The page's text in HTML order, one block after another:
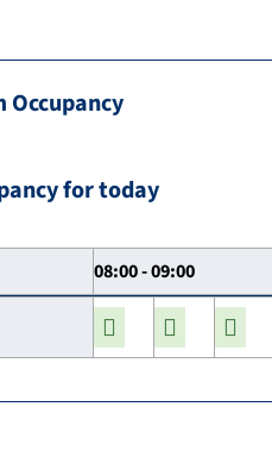
Occupancy
for today
08:00 - 09:00